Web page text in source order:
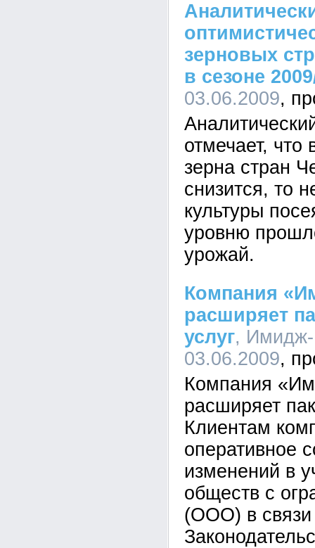
зерновых
в сезоне
03.06.2009
отмечает, что
зерна стран
снизится, то
культуры
уровню
урожай.
Компания
расширяет
услуг, Имидж-
03.06.2009
Компания
расширяет
Клиентам
оперативное
изменений в
обществ с
(ООО) в связи